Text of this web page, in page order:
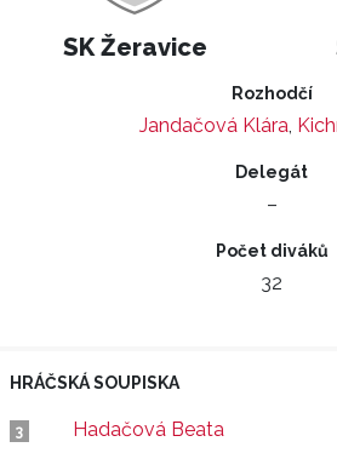
SK Žeravice
Rozhodčí
Jandačová Klára,
Delegát
–
Počet diváků
32
HRÁČSKÁ SOUPISKA
3 Hadačová Beata